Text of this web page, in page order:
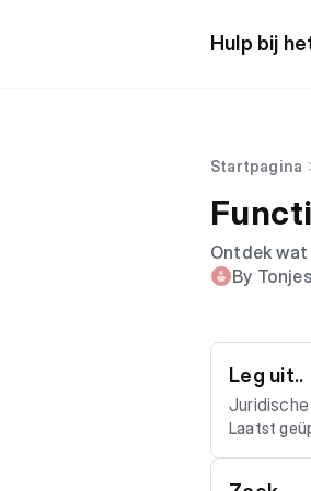
Hulp bij
Startpagina
Ontdek
By
Leg uit..
Juridische verduidelijking Je kunt LegalMike
mplexe
n. Vormvrij vragen stellen Dit is slechts een richting. Je hoeft LegalMike niet op deze manier aan te sturen: je kunt je vraag net zo o
pen,
Laatst